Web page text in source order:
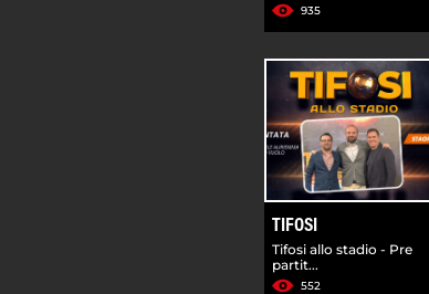
935
TIFOSI
Tifosi allo stadio - Pre
partit...
552